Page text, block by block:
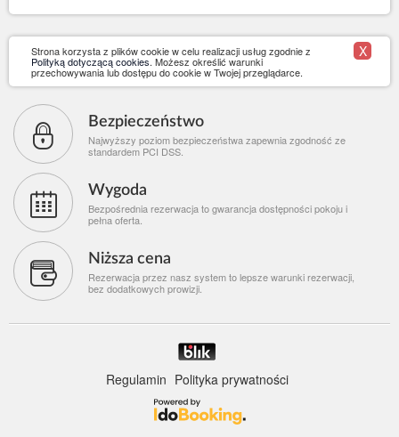
Strona korzysta z plików cookie w celu realizacji usług zgodnie z
Polityką dotyczącą cookies. Możesz określić warunki
przechowywania lub dostępu do cookie w Twojej przeglądarce.
X
Bezpieczeństwo
Najwyższy poziom bezpieczeństwa zapewnia zgodność ze
standardem PCI DSS.
Wygoda
Bezpośrednia rezerwacja to gwarancja dostępności pokoju i
pełna oferta.
Niższa cena
Rezerwacja przez nasz system to lepsze warunki rezerwacji,
bez dodatkowych prowizji.
Regulamin Polityka prywatności